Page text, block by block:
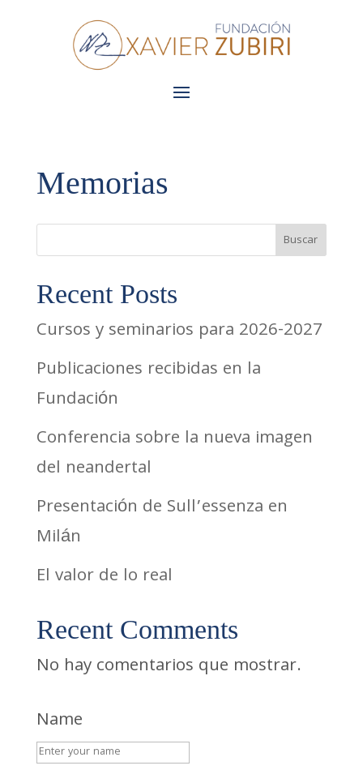
Memorias
Buscar
Recent Posts
Cursos y seminarios para 2026-2027
Publicaciones recibidas en la
Fundación
Conferencia sobre la nueva imagen
del neandertal
Presentación de Sull’essenza en
Milán
El valor de lo real
Recent Comments
No hay comentarios que mostrar.
Name